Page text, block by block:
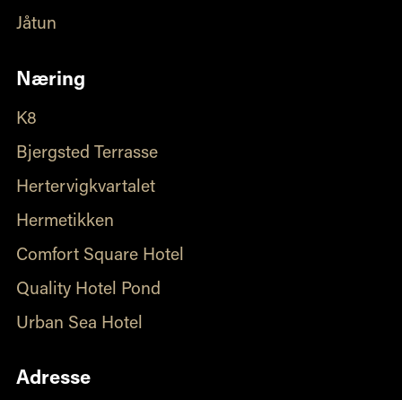
Jåtun
Næring
K8
Bjergsted Terrasse
Hertervigkvartalet
Hermetikken
Comfort Square Hotel
Quality Hotel Pond
Urban Sea Hotel
Adresse